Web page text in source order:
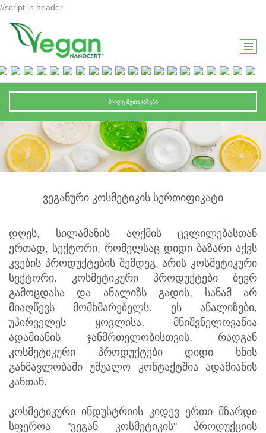
//script in header
T
O
G
G
L
N
A
V
T
I
O
N
ᲛᲘᲘᲦᲔ ᲨᲔᲗᲐᲕᲐᲖᲔᲑᲐ
ᲕᲔᲒᲐᲜᲣᲠᲘ ᲙᲝᲡᲛᲔᲢᲘᲙᲘᲡ ᲡᲔᲠᲗᲘᲤᲘᲙᲐᲢᲘ
დღეს, სილამაზის აღქმის ცვლილებასთან
ერთად, სექტორი, რომელსაც დიდი ბაზარი აქვს
კვების პროდუქტების შემდეგ, არის კოსმეტიკური
სექტორი. კოსმეტიკური პროდუქტები ბევრ
გამოცდასა და ანალიზს გადის, სანამ არ
მიაღწევს მომხმარებელს. ეს ანალიზები,
უპირველეს ყოვლისა, მნიშვნელოვანია
ადამიანის ჯანმრთელობისთვის, რადგან
კოსმეტიკური პროდუქტები დიდი ხნის
განმავლობაში უშუალო კონტაქტშია ადამიანის
კანთან.
კოსმეტიკური ინდუსტრიის კიდევ ერთი მზარდი
სფეროა "ვეგან კოსმეტიკის" პროდუქციის